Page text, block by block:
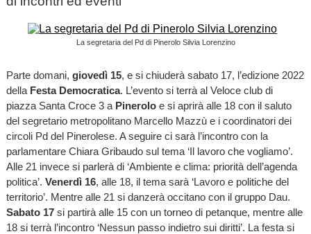
La segretaria del Pd di Pinerolo Silvia Lorenzino
Parte domani, giovedì 15, e si chiuderà sabato 17, l’edizione 2022
della Festa Democratica. L’evento si terrà al Veloce club di
piazza Santa Croce 3 a Pineroloe si aprirà alle 18 con il saluto
del segretario metropolitano Marcello Mazzù e i coordinatori dei
circoli Pd del Pinerolese. A seguire ci sarà l’incontro con la
parlamentare Chiara Gribaudo sul tema ‘Il lavoro che vogliamo’.
Alle 21 invece si parlerà di ‘Ambiente e clima: priorità dell’agenda
politica’. Venerdì 16, alle 18, il tema sarà ‘Lavoro e politiche del
territorio’. Mentre alle 21 si danzerà occitano con il gruppo Dau.
Sabato 17si partirà alle 15 con un torneo di petanque, mentre alle
18 si terrà l’incontro ‘Nessun passo indietro sui diritti’. La festa si